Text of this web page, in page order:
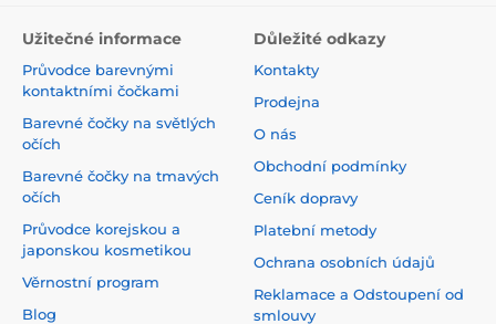
Užitečné informace
Průvodce barevnými
kontaktními čočkami
Barevné čočky na světlých
očích
Barevné čočky na tmavých
očích
Průvodce korejskou a
japonskou kosmetikou
Věrnostní program
Blog
Důležité odkazy
Kontakty
Prodejna
O nás
Obchodní podmínky
Ceník dopravy
Platební metody
Ochrana osobních údajů
Reklamace a Odstoupení od
smlouvy